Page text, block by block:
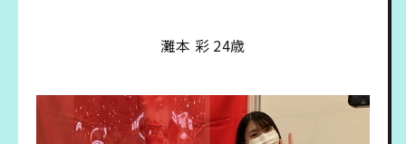
灘本 彩 24歳